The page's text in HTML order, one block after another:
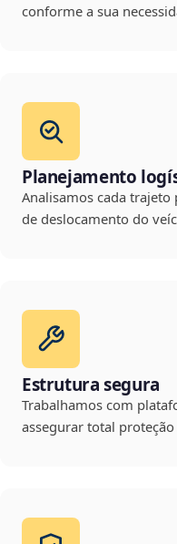
conforme a sua
Planejamento
Analisamos cada
de deslocamento do
Estrutura segura
Trabalhamos com
assegurar total